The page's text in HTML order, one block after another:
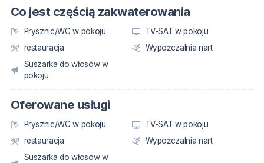
Co jest częścią zakwaterowania
Prysznic/WC w pokoju
TV-SAT w pokoju
restauracja
Wypożczalnia nart
Suszarka do włosów w
pokoju
Oferowane usługi
Prysznic/WC w pokoju
TV-SAT w pokoju
restauracja
Wypożczalnia nart
Suszarka do włosów w